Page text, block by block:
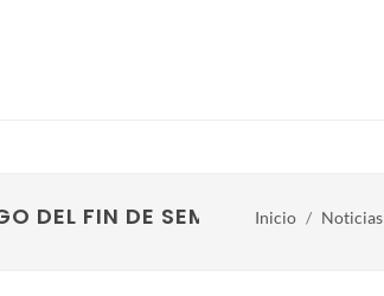
DEL FIN DE SEMANA LARGO
Inicio Noticias